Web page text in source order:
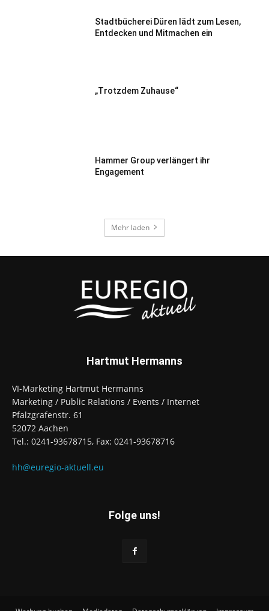
Stadtbücherei Düren lädt zum Lesen,
Entdecken und Mitmachen ein
„Trotzdem Zuhause“
Hammer Group verlängert ihr
Engagement
Mehr laden
Hartmut Hermanns
VI-Marketing Hartmut Hermanns
Marketing / Public Relations / Events / Internet
Pfalzgrafenstr. 61
52072 Aachen
Tel.: 0241-93678715, Fax: 0241-93678716
hh@euregio-aktuell.eu
Folge uns!